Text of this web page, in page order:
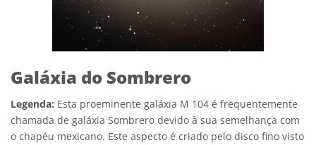
Galáxia do Sombrero
Legenda: Esta proeminente galáxia M 104 é frequentemente
chamada de galáxia Sombrero devido à sua semelhança com
o chapéu mexicano. Este aspecto é criado pelo disco fino visto